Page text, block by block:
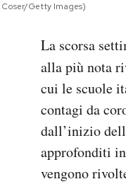
Coser/Getty Images)
La scorsa
alla più nota
cui le scuole
contagi da
dall’inizio
approfonditi
vengono